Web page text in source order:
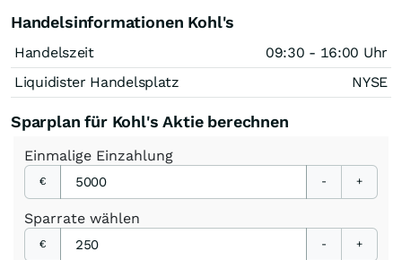
Handelsinformationen Kohl's
Handelszeit
09:30 - 16:00 Uhr
Liquidister Handelsplatz
NYSE
Sparplan für Kohl's Aktie berechnen
Einmalige Einzahlung
€ - +
Sparrate wählen
€ - +